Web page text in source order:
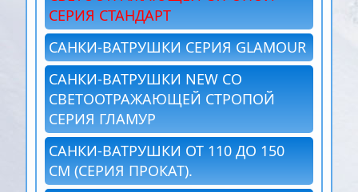
СЕРИЯ СТАНДАРТ
САНКИ-ВАТРУШКИ СЕРИЯ GLAMOUR
САНКИ-ВАТРУШКИ NEW СО
СВЕТООТРАЖАЮЩЕЙ СТРОПОЙ
СЕРИЯ ГЛАМУР
САНКИ-ВАТРУШКИ ОТ 110 ДО 150
СМ (СЕРИЯ ПРОКАТ).